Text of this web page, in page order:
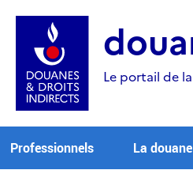
Le portail de
Professionnels La douane